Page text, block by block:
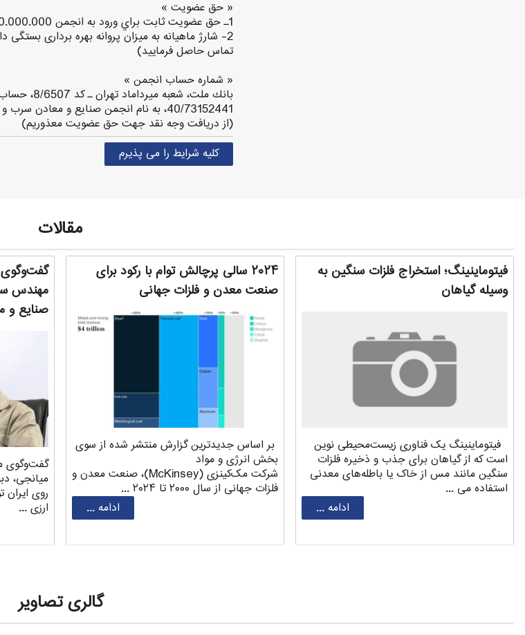
« حق عضويت »
1ـ حق عضويت ثابت براي ورود به انجمن 30.000.000 ريال
2- شارژ ماهيانه به میزان پروانه بهره برداری بستگی
تماس حاصل فرمایید)
« شماره حساب انجمن »
بانك ملت، شعبه
40/73152441، به نام انجمن صنايع و معادن سرب و روي ايران.
(از دريافت وجه نقد جهت حق عضويت معذوريم)‌
کلیه شرایط را می پذیرم
مقالات
فیتوماینینگ؛ استخراج فلزات سنگین به
وسیله گیاهان
فیتوماینینگ یک فناوری زیست‌محیطی نوین
است که از گیاهان برای جذب و ذخیره فلزات
سنگین مانند مس از خاک یا باطله‌های معدنی
استفاده می ...
ادامه ...
۲۰۲۴ سالی پرچالش توام با رکود برای
صنعت معدن و فلزات جهانی
بر اساس جدیدترین گزارش منتشر شده از سوی
بخش انرژی و مواد
شرکت مک‌کینزی (McKinsey)، صنعت معدن و
فلزات جهانی از سال ۲۰۰۰ تا ۲۰۲۴ ...
ادامه ...
مهندس
صنایع و
گفت‌وگوی
‌میانجی،
روی ایران
ارزی ...
گالری تصاویر